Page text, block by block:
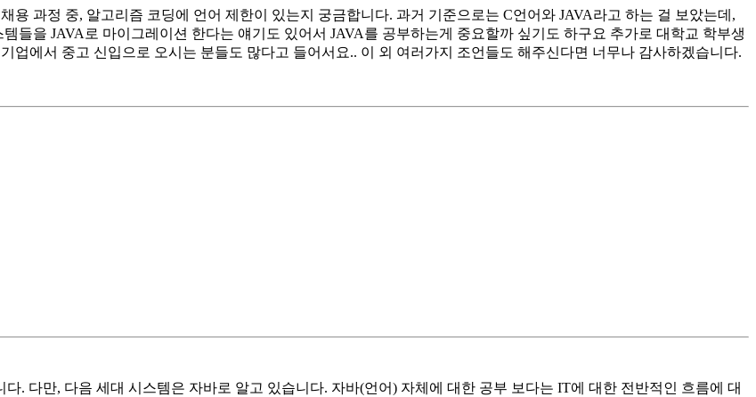
용 과정 중, 알고리즘 코딩에 언어 제한이 있는지 궁금합니다. 과거 기준으로는 C언어와 JAVA라고 하는 걸 보았는데,
들을 JAVA로 마이그레이션 한다는 얘기도 있어서 JAVA를 공부하는게 중요할까 싶기도 하구요 추가로 대학교 학부생
업에서 중고 신입으로 오시는 분들도 많다고 들어서요.. 이 외 여러가지 조언들도 해주신다면 너무나 감사하겠습니다.
. 다만, 다음 세대 시스템은 자바로 알고 있습니다. 자바(언어) 자체에 대한 공부 보다는 IT에 대한 전반적인 흐름에 대